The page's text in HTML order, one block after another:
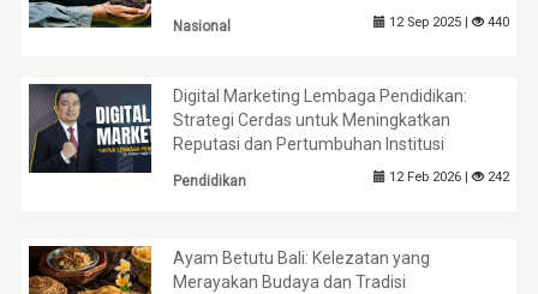
Nasional 12 Sep 2025 | 440
Digital Marketing Lembaga Pendidikan:
Strategi Cerdas untuk Meningkatkan
Reputasi dan Pertumbuhan Institusi
Pendidikan 12 Feb 2026 | 242
Ayam Betutu Bali: Kelezatan yang
Merayakan Budaya dan Tradisi